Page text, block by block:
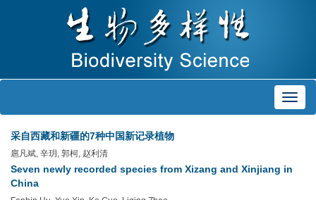
采自西藏和新疆的7种中国新记录植物
扈凡斌, 辛玥, 郭柯, 赵利清
Seven newly recorded species from Xizang and Xinjiang in
China